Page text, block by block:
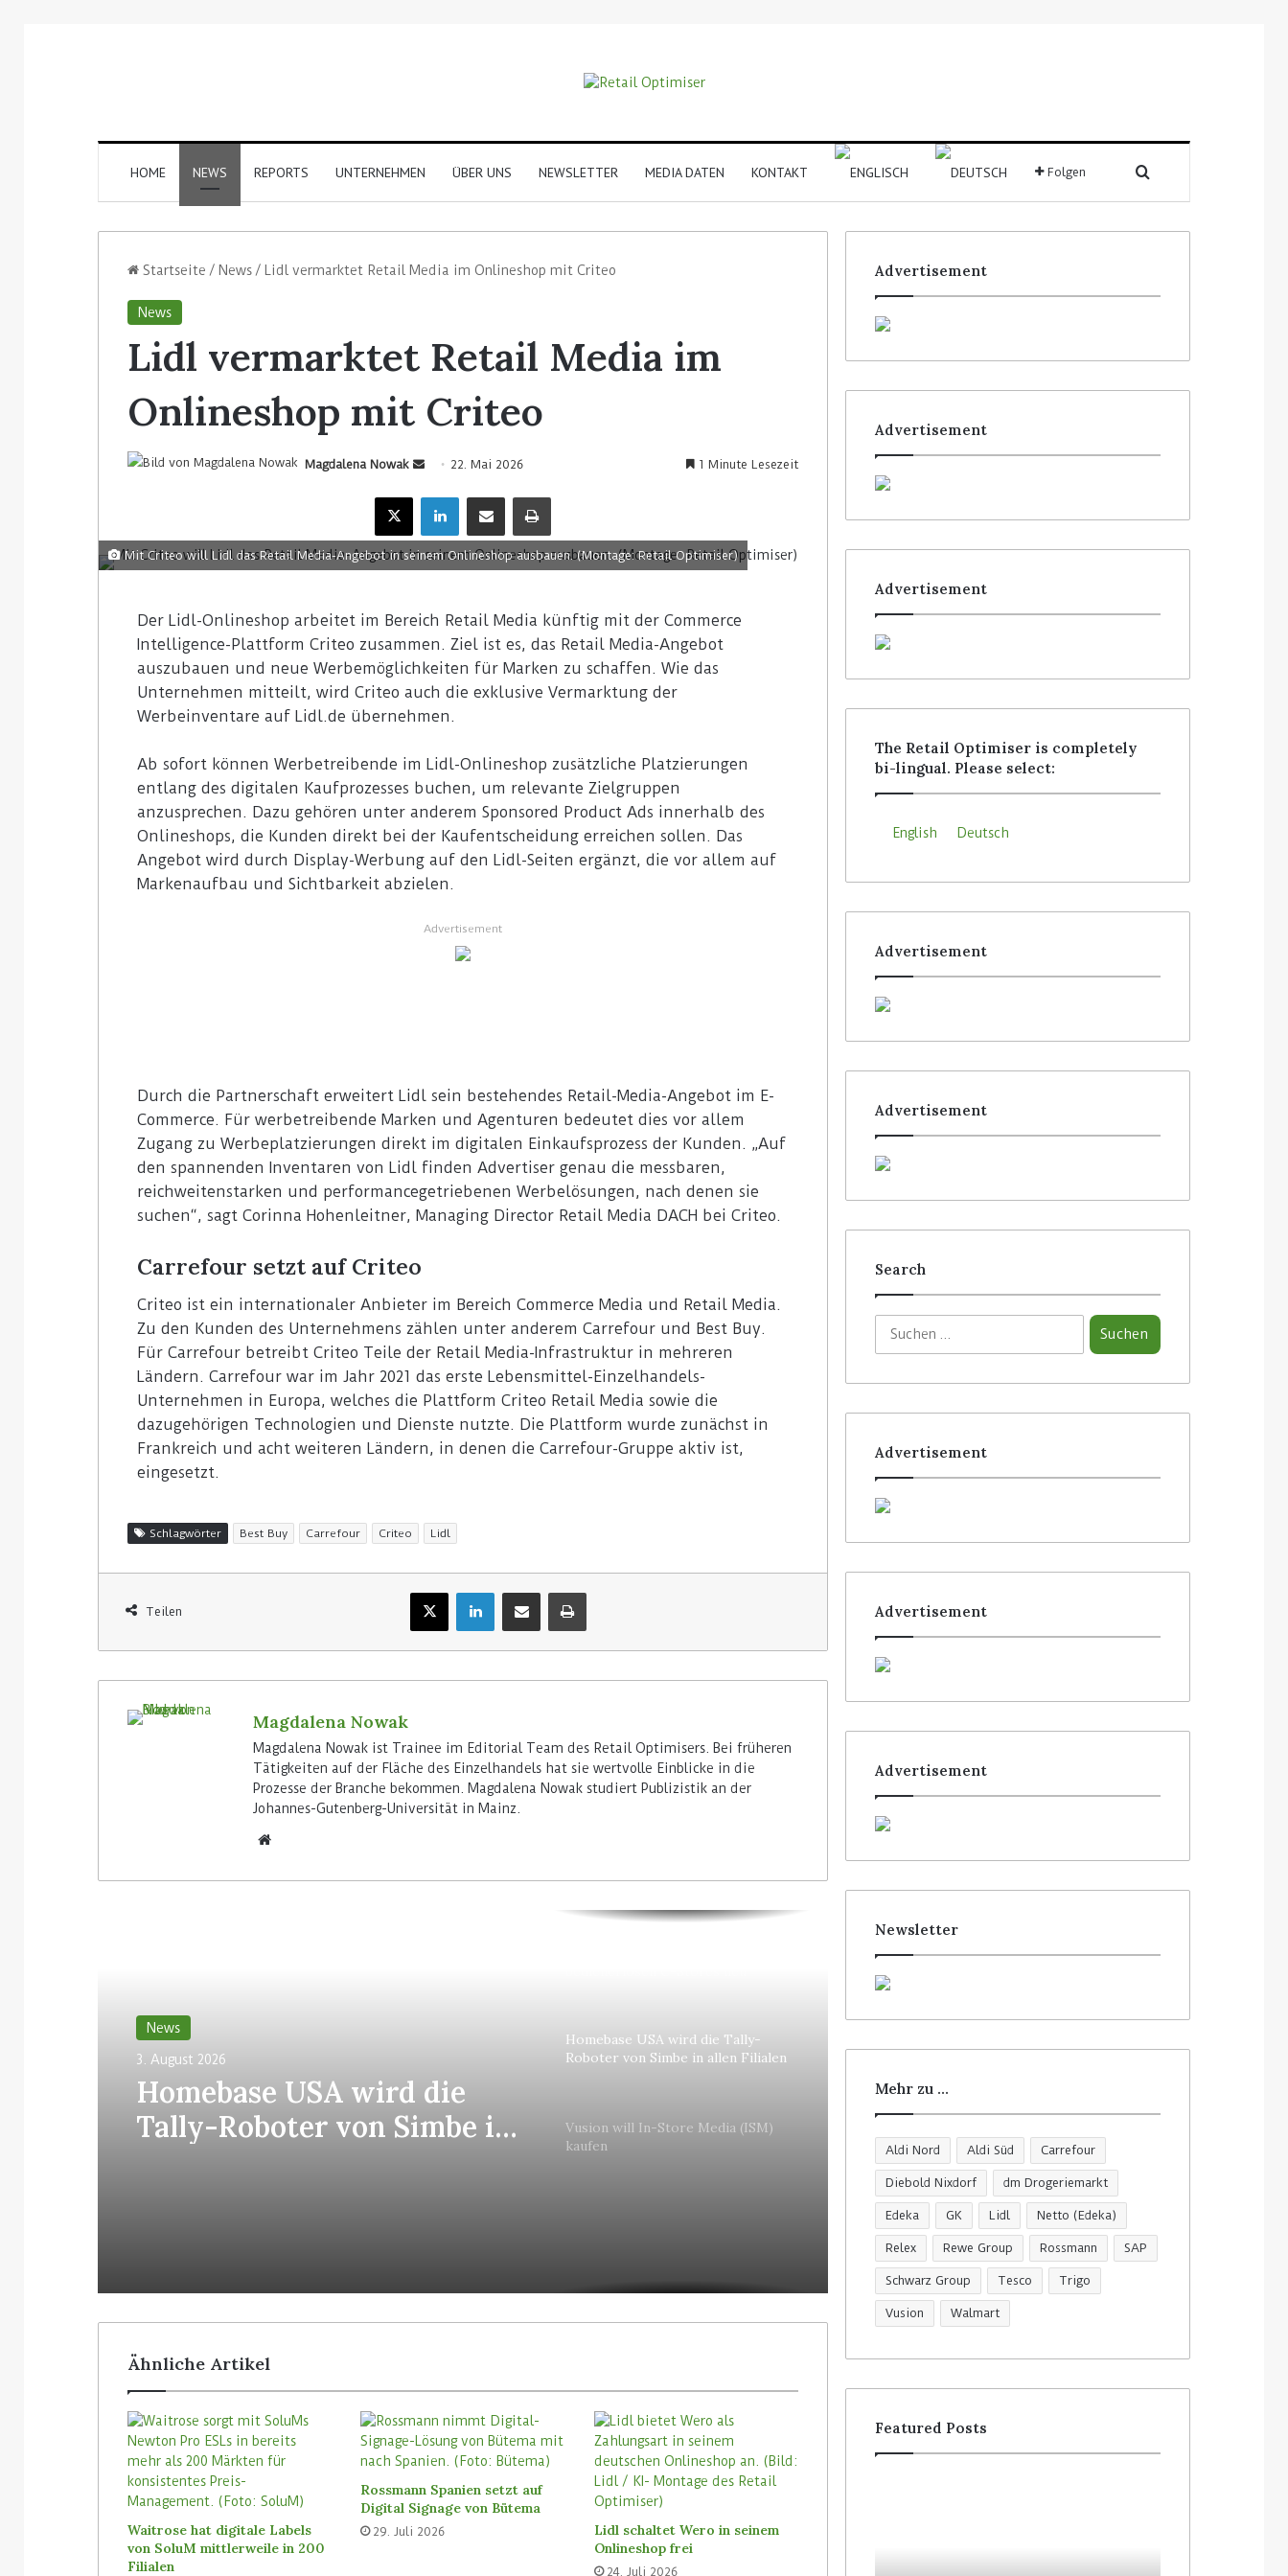
HOME NEWS REPORTS UNTERNEHMEN ÜBER UNS NEWSLETTER MEDIA DATEN KONTAKT Folgen
Startseite / News / Lidl vermarktet Retail Media im Onlineshop mit Criteo
News
Lidl vermarktet Retail Media im
Onlineshop mit Criteo
Magdalena Nowak 22. Mai 2026 1 Minute Lesezeit
Mit Criteo will Lidl das Retail Media-Angebot in seinem Onlineshop ausbauen. (Montage: Retail Optimiser)
Der Lidl-Onlineshop arbeitet im Bereich Retail Media künftig mit der Commerce
Intelligence-Plattform Criteo zusammen. Ziel ist es, das Retail Media-Angebot
auszubauen und neue Werbemöglichkeiten für Marken zu schaffen. Wie das
Unternehmen mitteilt, wird Criteo auch die exklusive Vermarktung der
Werbeinventare auf Lidl.de übernehmen.
Ab sofort können Werbetreibende im Lidl-Onlineshop zusätzliche Platzierungen
entlang des digitalen Kaufprozesses buchen, um relevante Zielgruppen
anzusprechen. Dazu gehören unter anderem Sponsored Product Ads innerhalb des
Onlineshops, die Kunden direkt bei der Kaufentscheidung erreichen sollen. Das
Angebot wird durch Display-Werbung auf den Lidl-Seiten ergänzt, die vor allem auf
Markenaufbau und Sichtbarkeit abzielen.
Advertisement
Durch die Partnerschaft erweitert Lidl sein bestehendes Retail-Media-Angebot im E-
Commerce. Für werbetreibende Marken und Agenturen bedeutet dies vor allem
Zugang zu Werbeplatzierungen direkt im digitalen Einkaufsprozess der Kunden. „Auf
den spannenden Inventaren von Lidl finden Advertiser genau die messbaren,
reichweitenstarken und performancegetriebenen Werbelösungen, nach denen sie
suchen“, sagt Corinna Hohenleitner, Managing Director Retail Media DACH bei Criteo.
Carrefour setzt auf Criteo
Criteo ist ein internationaler Anbieter im Bereich Commerce Media und Retail Media.
Zu den Kunden des Unternehmens zählen unter anderem Carrefour und Best Buy.
Für Carrefour betreibt Criteo Teile der Retail Media-Infrastruktur in mehreren
Ländern. Carrefour war im Jahr 2021 das erste Lebensmittel-Einzelhandels-
Unternehmen in Europa, welches die Plattform Criteo Retail Media sowie die
dazugehörigen Technologien und Dienste nutzte. Die Plattform wurde zunächst in
Frankreich und acht weiteren Ländern, in denen die Carrefour-Gruppe aktiv ist,
eingesetzt.
Schlagwörter Best Buy Carrefour Criteo Lidl
Teilen
Magdalena Nowak
Magdalena Nowak ist Trainee im Editorial Team des Retail Optimisers. Bei früheren
Tätigkeiten auf der Fläche des Einzelhandels hat sie wertvolle Einblicke in die
Prozesse der Branche bekommen. Magdalena Nowak studiert Publizistik an der
Johannes-Gutenberg-Universität in Mainz.
News
3. August 2026
Homebase USA wird die
Tally-Roboter von Simbe in
Homebase USA wird die Tally-
Roboter von Simbe in allen Filialen
Vusion will In-Store Media (ISM)
kaufen
Ähnliche Artikel
Waitrose hat digitale Labels
von SoluM mittlerweile in 200
Filialen
Rossmann Spanien setzt auf
Digital Signage von Bütema
29. Juli 2026
Lidl schaltet Wero in seinem
Onlineshop frei
24. Juli 2026
Advertisement
Advertisement
Advertisement
The Retail Optimiser is completely
bi-lingual. Please select:
English Deutsch
Advertisement
Advertisement
Search
Advertisement
Advertisement
Advertisement
Newsletter
Mehr zu …
Aldi Nord Aldi Süd Carrefour
Diebold Nixdorf dm Drogeriemarkt
Edeka GK Lidl Netto (Edeka)
Relex Rewe Group Rossmann SAP
Schwarz Group Tesco Trigo
Vusion Walmart
Featured Posts